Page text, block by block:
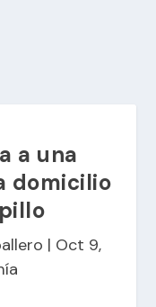
a una
domicilio
| Oct 9,